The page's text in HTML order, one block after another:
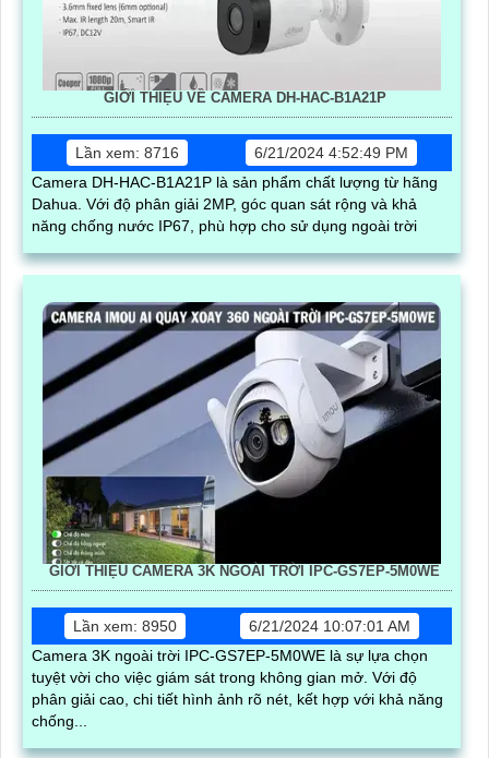
GIỚI THIỆU VỀ CAMERA DH-HAC-B1A21P
Lần xem: 8716
6/21/2024 4:52:49 PM
Camera DH-HAC-B1A21P là sản phẩm chất lượng từ hãng
Dahua. Với độ phân giải 2MP, góc quan sát rộng và khả
năng chống nước IP67, phù hợp cho sử dụng ngoài trời
GIỚI THIỆU CAMERA 3K NGOÀI TRỜI IPC-GS7EP-5M0WE
Lần xem: 8950
6/21/2024 10:07:01 AM
Camera 3K ngoài trời IPC-GS7EP-5M0WE là sự lựa chọn
tuyệt vời cho việc giám sát trong không gian mở. Với độ
phân giải cao, chi tiết hình ảnh rõ nét, kết hợp với khả năng
chống...